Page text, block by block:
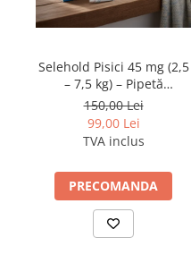
Selehold Pisici 45 mg (2,5
– 7,5 kg) – Pipetă
antiparazitară spot-on
150,00 Lei
99,00 Lei
TVA inclus
PRECOMANDA